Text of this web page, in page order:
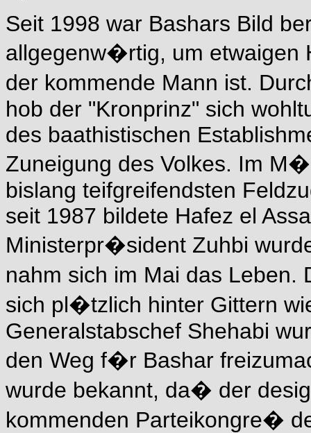
Seit 1998 war Bashars Bild
allgegenw�rtig, um etwaigen
der kommende Mann ist.
hob der "Kronprinz" sich
des baathistischen
Zuneigung des Volkes. Im
bislang teifgreifendsten
seit 1987 bildete Hafez el
Ministerpr�sident Zuhbi
nahm sich im Mai das
sich pl�tzlich hinter Gittern
Generalstabschef Shehabi
den Weg f�r Bashar
wurde bekannt, da� der
kommenden Parteikongre�